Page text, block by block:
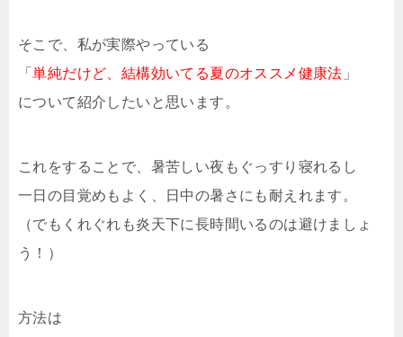
そこで、私が実際やっている
「単純だけど、結構効いてる夏のオススメ健康法 」
について紹介したいと思います。
これをすることで、暑苦しい夜もぐっすり寝れるし
一日の目覚めもよく、日中の暑さにも耐えれます。
（でもくれぐれも炎天下に長時間いるのは避けましょ
う！）
方法は